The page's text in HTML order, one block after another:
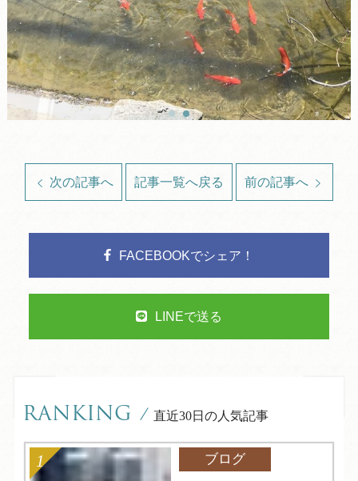
次の記事へ 記事一覧へ戻る 前の記事へ
FACEBOOKでシェア！
LINEで送る
RANKING / 直近30日の人気記事
ブログ